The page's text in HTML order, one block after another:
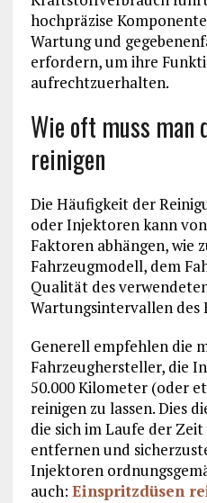
hochpräzise
Wartung und
erfordern, um ihre
aufrechtzuerhalten.
Wie oft muss man
reinigen
Die Häufigkeit der
oder Injektoren kann
Faktoren abhängen, wie
Fahrzeugmodell, dem
Qualität des
Wartungsintervallen des
Generell empfehlen die
Fahrzeughersteller, die
50.000 Kilometer (oder
reinigen zu lassen. Dies
die sich im Laufe der
entfernen und
Injektoren
auch: Einspritzdüsen